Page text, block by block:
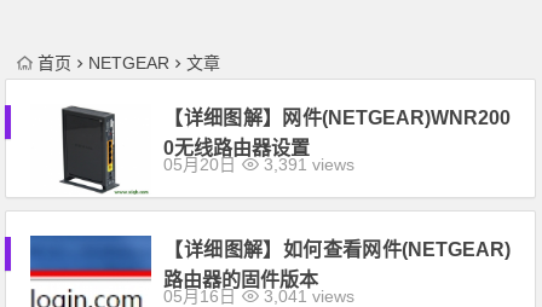
首页 NETGEAR 文章
【详细图解】网件(NETGEAR)WNR200
0无线路由器设置
05月20日 3,391 views
【详细图解】如何查看网件(NETGEAR)
路由器的固件版本
05月16日 3,041 views